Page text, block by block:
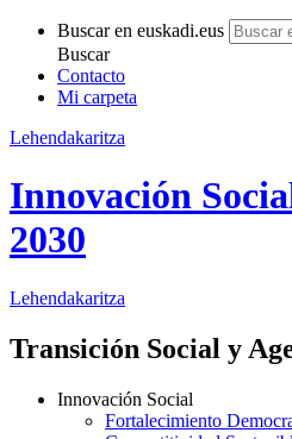
Buscar en euskadi.eus
Buscar
Contacto
Mi carpeta
Lehendakaritza
Innovación
2030
Lehendakaritza
Transición Social y
Innovación Social
Fortalecimiento